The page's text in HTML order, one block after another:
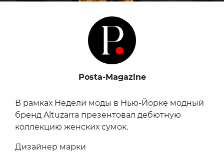
Posta-Magazine
В рамках Недели моды в Нью-Йорке модный
бренд Altuzarra презентовал дебютную
коллекцию женских сумок.
Дизайнер марки